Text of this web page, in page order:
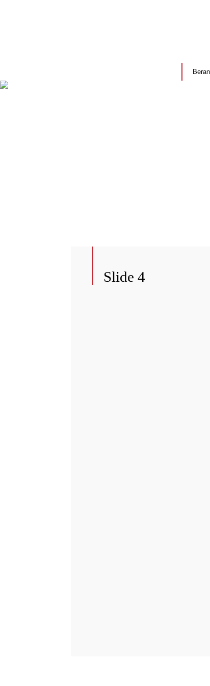
Slide 4